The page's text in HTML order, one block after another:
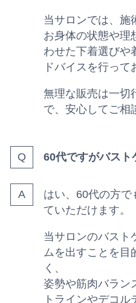
当サロンでは、施
お身体の状態や理
わせた下着選びや
ドバイスを行って
無理な販売は一切
で、安心してご相
60代ですがバスト
はい、60代の方で
ていただけます。
当サロンのバスト
ムを出すことを目
く、
姿勢や筋肉バラン
トラインやデコル